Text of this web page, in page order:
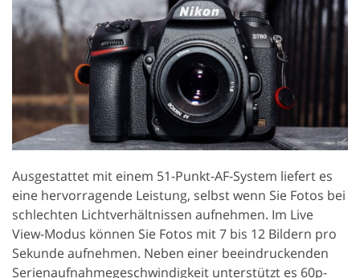
Ausgestattet mit einem 51-Punkt-AF-System liefert es
eine hervorragende Leistung, selbst wenn Sie Fotos bei
schlechten Lichtverhältnissen aufnehmen. Im Live
View-Modus können Sie Fotos mit 7 bis 12 Bildern pro
Sekunde aufnehmen. Neben einer beeindruckenden
Serienaufnahmegeschwindigkeit unterstützt es 60p-